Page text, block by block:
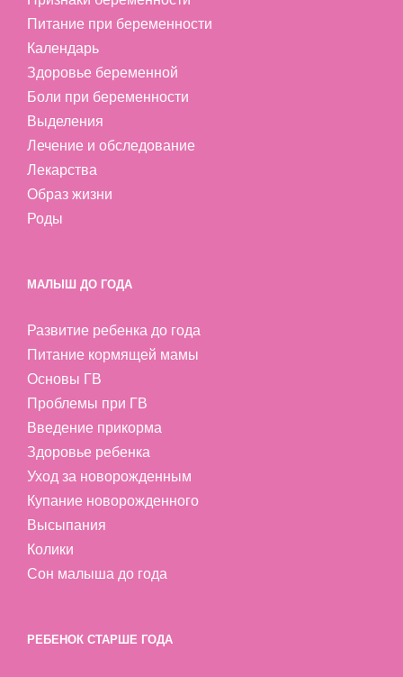
Питание при беременности
Календарь
Здоровье беременной
Боли при беременности
Выделения
Лечение и обследование
Лекарства
Образ жизни
Роды
МАЛЫШ ДО ГОДА
Развитие ребенка до года
Питание кормящей мамы
Основы ГВ
Проблемы при ГВ
Введение прикорма
Здоровье ребенка
Уход за новорожденным
Купание новорожденного
Высыпания
Колики
Сон малыша до года
РЕБЕНОК СТАРШЕ ГОДА